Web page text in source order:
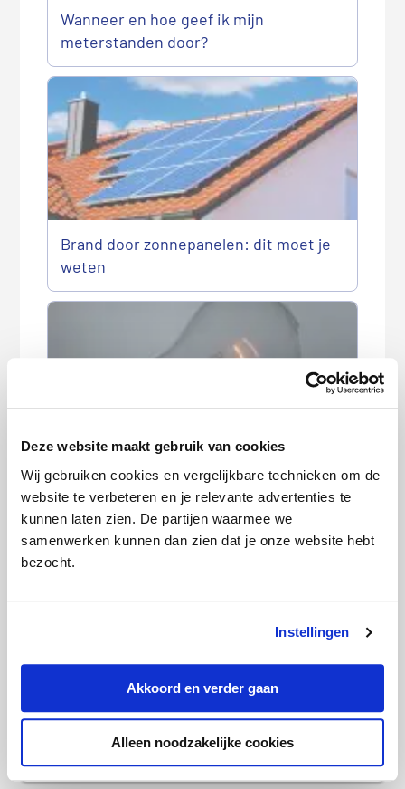
Deze website maakt gebruik van cookies
Wij gebruiken cookies en vergelijkbare technieken om de
website te verbeteren en je relevante advertenties te
kunnen laten zien. De partijen waarmee we
samenwerken kunnen dan zien dat je onze website hebt
bezocht.
Instellingen
Akkoord en verder gaan
Alleen noodzakelijke cookies
Wanneer en hoe geef ik mijn
meterstanden door?
Brand door zonnepanelen: dit moet je
weten
Energieleverancier failliet: wat moet ik
doen?
P
r
m
r
S
e
Meest recente berichten
Goedkoopste sim only-abonnement in augustus
Goedkoopste internet- en tv-abonnement in
augustus 2026